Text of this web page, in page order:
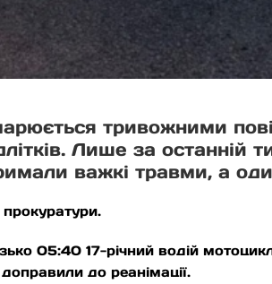
тривожними
Лише за останній
важкі травми, а
05:40 17-річний водій
до реанімації.